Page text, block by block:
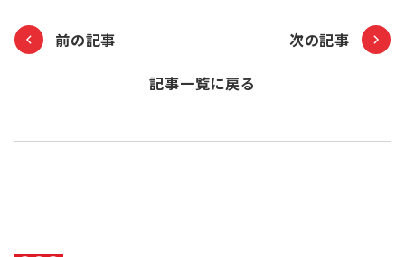
前の記事
記事一覧に戻る
次の記事